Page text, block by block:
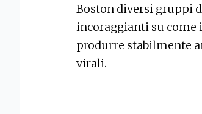
Boston diversi gruppi
incoraggianti su come
produrre stabilmente
virali.